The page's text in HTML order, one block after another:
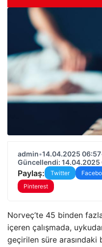
admin•14.04.2025 06:57
Güncellendi: 14.04.2025
Paylaş: Twitter
Pinterest
Norveç’te 45 binden
içeren çalışmada,
geçirilen süre arasındaki